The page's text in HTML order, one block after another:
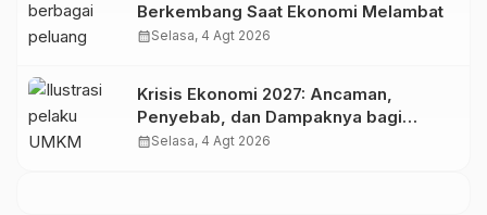
Berkembang Saat Ekonomi Melambat
calendar_monthSelasa, 4 Agt 2026
Krisis Ekonomi 2027: Ancaman,
Penyebab, dan Dampaknya bagi
Indonesia
calendar_monthSelasa, 4 Agt 2026